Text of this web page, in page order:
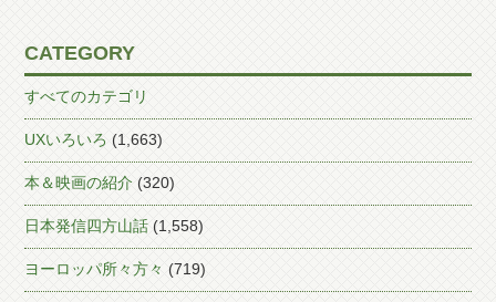
CATEGORY
すべてのカテゴリ
UXいろいろ (1,663)
本＆映画の紹介 (320)
日本発信四方山話 (1,558)
ヨーロッパ所々方々 (719)